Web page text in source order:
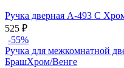
Ручка дверная A-493 C
525 ₽
-55%
Ручка для межкомнатной
БрашХром/Венге